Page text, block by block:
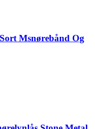
Msnørebånd Og